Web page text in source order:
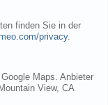
finden Sie in der
privacy.
Maps. Anbieter
View, CA